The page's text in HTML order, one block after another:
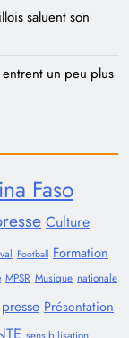
saluent son
un peu plus
Faso
Culture
Football Formation
MPSR Musique nationale
presse Présentation
sensibilisation